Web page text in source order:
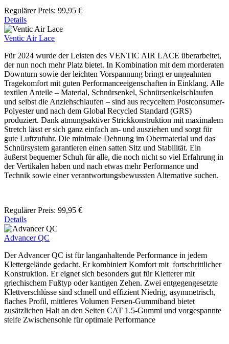
Regulärer Preis: 99,95 €
Details
Ventic Air Lace
Für 2024 wurde der Leisten des VENTIC AIR LACE überarbeitet,
der nun noch mehr Platz bietet. In Kombination mit dem morderaten
Downturn sowie der leichten Vorspannung bringt er ungeahnten
Tragekomfort mit guten Performanceeigenschaften in Einklang. Alle
textilen Anteile – Material, Schnürsenkel, Schnürsenkelschlaufen
und selbst die Anziehschlaufen – sind aus recyceltem Postconsumer-
Polyester und nach dem Global Recycled Standard (GRS)
produziert. Dank atmungsaktiver Strickkonstruktion mit maximalem
Stretch lässt er sich ganz einfach an- und ausziehen und sorgt für
gute Luftzufuhr. Die minimale Dehnung im Obermaterial und das
Schnürsystem garantieren einen satten Sitz und Stabilität. Ein
äußerst bequemer Schuh für alle, die noch nicht so viel Erfahrung in
der Vertikalen haben und nach etwas mehr Performance und
Technik sowie einer verantwortungsbewussten Alternative suchen.
Regulärer Preis: 99,95 €
Details
Advancer QC
Der Advancer QC ist für langanhaltende Performance in jedem
Klettergelände gedacht. Er kombiniert Komfort mit fortschrittlicher
Konstruktion. Er eignet sich besonders gut für Kletterer mit
griechischem Fußtyp oder kantigen Zehen. Zwei entgegengesetzte
Klettverschlüsse sind schnell und effizient Niedrig, asymmetrisch,
flaches Profil, mittleres Volumen Fersen-Gummiband bietet
zusätzlichen Halt an den Seiten CAT 1.5-Gummi und vorgespannte
steife Zwischensohle für optimale Performance